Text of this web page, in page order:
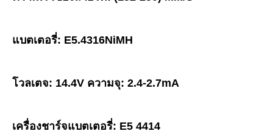
แบตเตอรี่: E5.4316NiMH
โวลเตจ: 14.4V ความจุ: 2.4-2.7mA
เครื่องชาร์จแบตเตอรี่: E5 4414